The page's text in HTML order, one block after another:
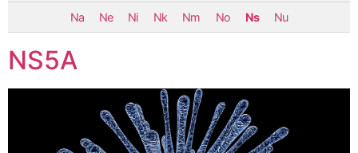
Na Ne Ni Nk Nm No Ns Nu
NS5A